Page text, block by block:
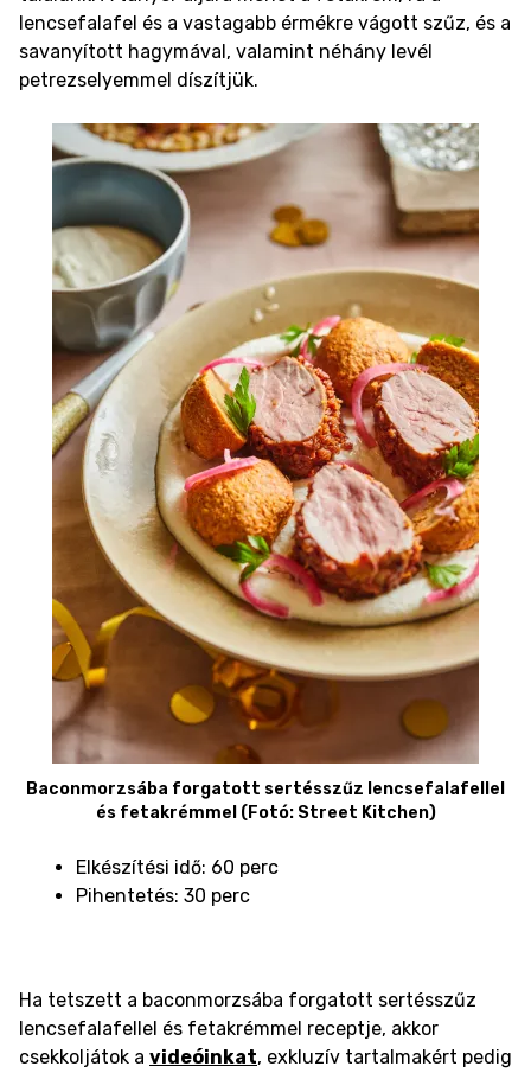
lencsefalafel és a vastagabb érmékre vágott szűz, és a
savanyított hagymával, valamint néhány levél
petrezselyemmel díszítjük.
Baconmorzsába forgatott sertésszűz lencsefalafellel
és fetakrémmel (Fotó: Street Kitchen)
Elkészítési idő: 60 perc
Pihentetés: 30 perc
Ha tetszett a baconmorzsába forgatott sertésszűz
lencsefalafellel és fetakrémmel receptje, akkor
csekkoljátok a videóinkat, exkluzív tartalmakért pedig